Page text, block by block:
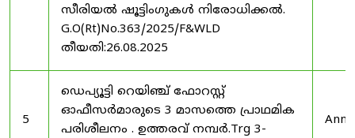
സീരിയൽ ഷൂട്ടിംഗുകൾ നിരോധിക്കൽ.
G.O(Rt)No.363/2025/F&WLD
തീയതി:26.08.2025
5
ഡെപ്യൂട്ടി റെയിഞ്ച് ഫോറസ്റ്റ്
ഓഫീസർമാരുടെ 3 മാസത്തെ പ്രാഥമിക
പരിശീലനം . ഉത്തരവ് നമ്പർ.Trg 3-